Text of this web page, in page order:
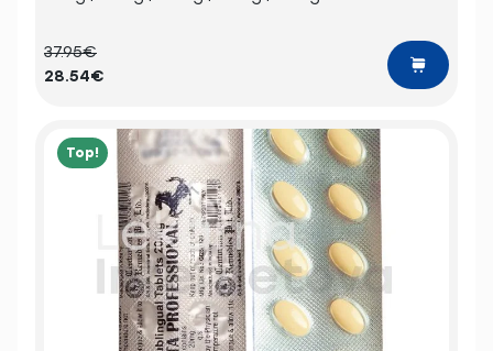
37.95€
28.54€
Top!